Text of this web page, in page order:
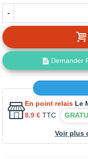
-
Demander
En point relais Le
8.9 € TTC
Voir plus